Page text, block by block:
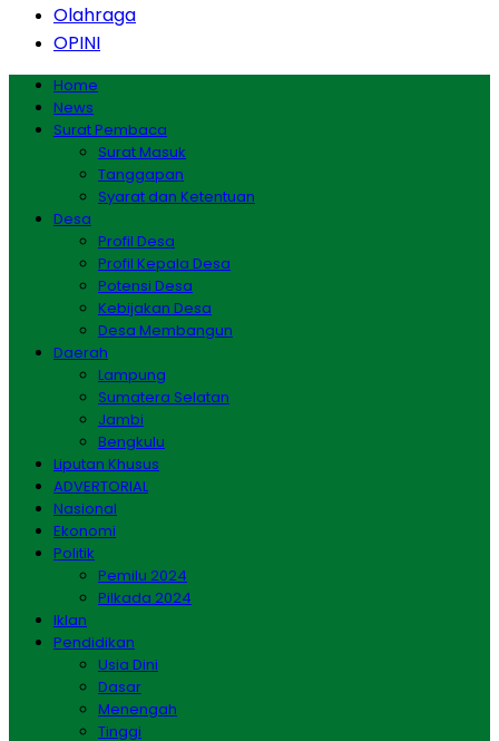
Olahraga
OPINI
Home
News
Surat Pembaca
Surat Masuk
Tanggapan
Syarat dan Ketentuan
Desa
Profil Desa
Profil Kepala Desa
Potensi Desa
Kebijakan Desa
Desa Membangun
Daerah
Lampung
Sumatera Selatan
Jambi
Bengkulu
Liputan Khusus
ADVERTORIAL
Nasional
Ekonomi
Politik
Pemilu 2024
Pilkada 2024
Iklan
Pendidikan
Usia Dini
Dasar
Menengah
Tinggi